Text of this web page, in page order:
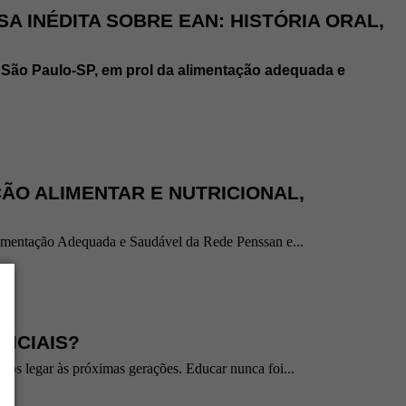
INÉDITA SOBRE EAN: HISTÓRIA ORAL,
Paulo-SP, em prol da alimentação adequada e
ALIMENTAR E NUTRICIONAL,
Adequada e Saudável da Rede Penssan e...
legar às próximas gerações. Educar nunca foi...